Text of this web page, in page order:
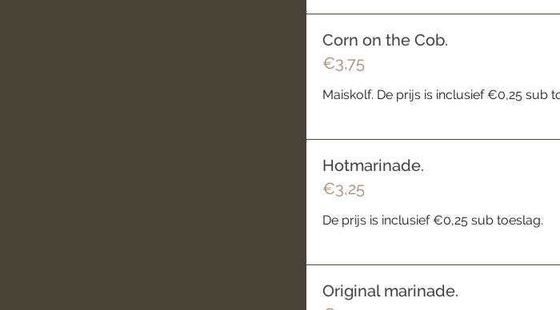
Corn on the Cob.
€3,75
Maiskolf. De prijs is inclusief €0,25 sub
Hotmarinade.
€3,25
De prijs is inclusief €0,25 sub toeslag.
Original marinade.